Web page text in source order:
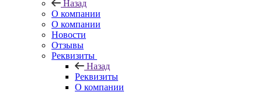
Назад
О компании
О компании
Новости
Отзывы
Реквизиты
Назад
Реквизиты
О компании